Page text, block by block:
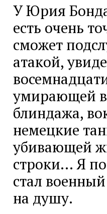
У Юрия
есть очень
сможет
атакой,
умирающей в
блиндажа,
немецкие
убивающей
строки… Я
стал
на душу.